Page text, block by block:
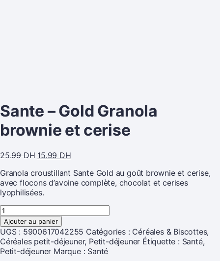
Sante – Gold Granola
brownie et cerise
25.99DH 15.99 DH
Granola croustillant Sante Gold au goût brownie et cerise,
avec flocons d’avoine complète, chocolat et cerises
lyophilisées.
Ajouter au panier
UGS : 5900617042255 Catégories : Céréales & Biscottes,
Céréales petit-déjeuner, Petit-déjeuner Étiquette : Santé,
Petit-déjeuner Marque : Santé